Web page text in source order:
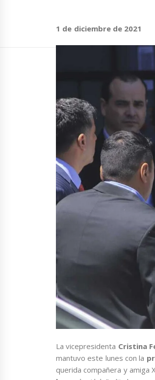
1 de diciembre de 2021
La vicepresidenta Cristina
mantuvo este lunes con la
querida compañera y amiga